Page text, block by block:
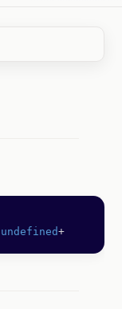
⁠-⁠
undefined+